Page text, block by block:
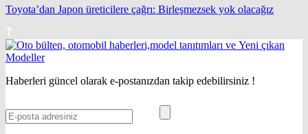
Toyota’dan Japon üreticilere çağrı: Birleşmezsek yok olacağız
Haberleri güncel olarak e-postanızdan takip edebilirsiniz !